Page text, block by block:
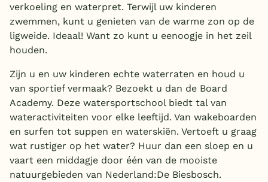
verkoeling en waterpret. Terwijl uw kinderen
zwemmen, kunt u genieten van de warme zon op de
ligweide. Ideaal! Want zo kunt u eenoogje in het zeil
houden.
Zijn u en uw kinderen echte waterraten en houd u
van sportief vermaak? Bezoekt u dan de Board
Academy. Deze watersportschool biedt tal van
wateractiviteiten voor elke leeftijd. Van wakeboarden
en surfen tot suppen en waterskiën. Vertoeft u graag
wat rustiger op het water? Huur dan een sloep en u
vaart een middagje door één van de mooiste
natuurgebieden van Nederland:De Biesbosch.